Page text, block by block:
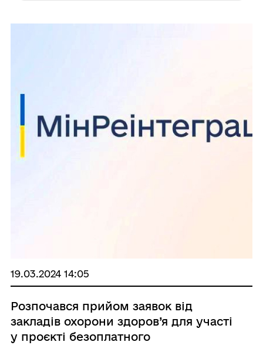
19.03.2024 14:05
Розпочався прийом заявок від
закладів охорони здоров’я для участі
у проєкті безоплатного